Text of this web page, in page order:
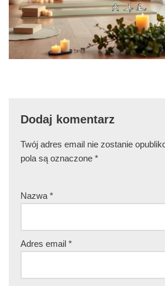
Dodaj komentarz
Twój adres email nie zostanie
pola są oznaczone *
Nazwa *
Adres email *